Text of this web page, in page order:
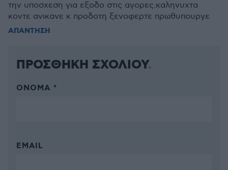
την υποσχεση για εξοδο στις αγορες.καληνυχτα
κοντε ανικανε κ προδοτη ξενοφερτε πρωθυπουργε
ΑΠΑΝΤΗΣΗ
ΠΡΟΣΘΗΚΗ ΣΧΟΛΙΟΥ
ΌΝΟΜΑ *
EMAIL